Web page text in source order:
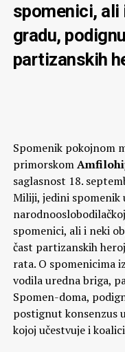
spomenici, ali
gradu,
partizanskih
Spomenik pokojnom
primorskom
saglasnost 18.
Miliji, jedini spomenik
spomenici, ali i neki
čast partizanskih
rata. O spomenicima
vodila uredna briga,
Spomen-doma,
postignut konsenzus
kojoj učestvuje i